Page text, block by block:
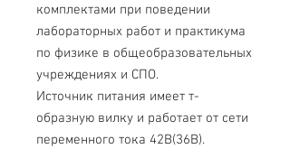
комплектами при поведении
лабораторных работ и практикума
по физике в общеобразовательных
учреждениях и СПО.
Источник питания имеет т-
образную вилку и работает от сети
переменного тока 42В(36В).